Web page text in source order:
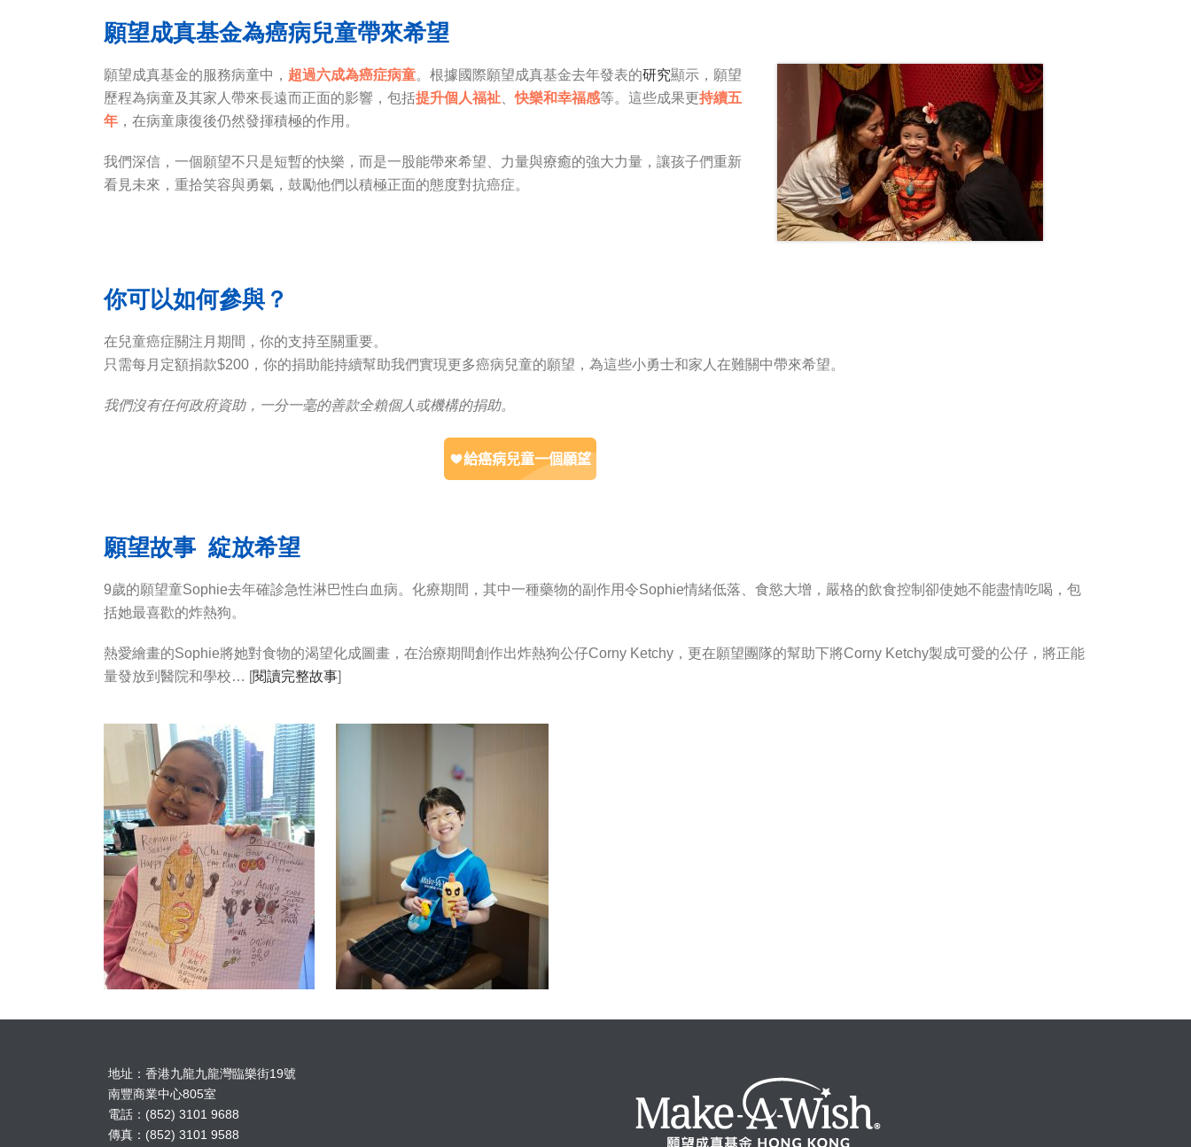
願望成真基金為癌病兒童帶來希望
願望成真基金的服務病童中， 超過六成為癌症病童。根據國際願望成真基金去年發表的研究顯示，願望
歷程為病童及其家人帶來長遠而正面的影響，包括提升個人福祉 、快樂和幸福感等。這些成果更持續五
年 ，在病童康復後仍然發揮積極的作用。
我們深信，一個願望不只是短暫的快樂，而是一股能帶來希望、力量與療癒的強大力量，讓孩子們重新
看見未來，重拾笑容與勇氣，鼓勵他們以積極正面的態度對抗癌症。
你可以如何參與？
在兒童癌症關注月期間，你的支持至關重要。
只需每月定額捐款$200，你的捐助能持續幫助我們實現更多癌病兒童的願望，為這些小勇士和家人在難關中帶來希望。
我們沒有任何政府資助， 一分一毫的善款全賴個人或機構的捐助。
願望故事 綻放希望
9歲的願望童Sophie去年確診急性淋巴性白血病。化療期間，其中一種藥物的副作用令Sophie情緒低落、食慾大增，嚴格的飲食控制卻使她不能盡情吃喝，包
括她最喜歡的炸熱狗。
熱愛繪畫的Sophie將她對食物的渴望化成圖畫，在治療期間創作出炸熱狗公仔Corny Ketchy，更在願望團隊的幫助下將Corny Ketchy製成可愛的公仔，將正能
量發放到醫院和學校… [閱讀完整故事]
地址：香港九龍九龍灣臨樂街19號
南豐商業中心805室
電話：(852) 3101 9688
傳真：(852) 3101 9588